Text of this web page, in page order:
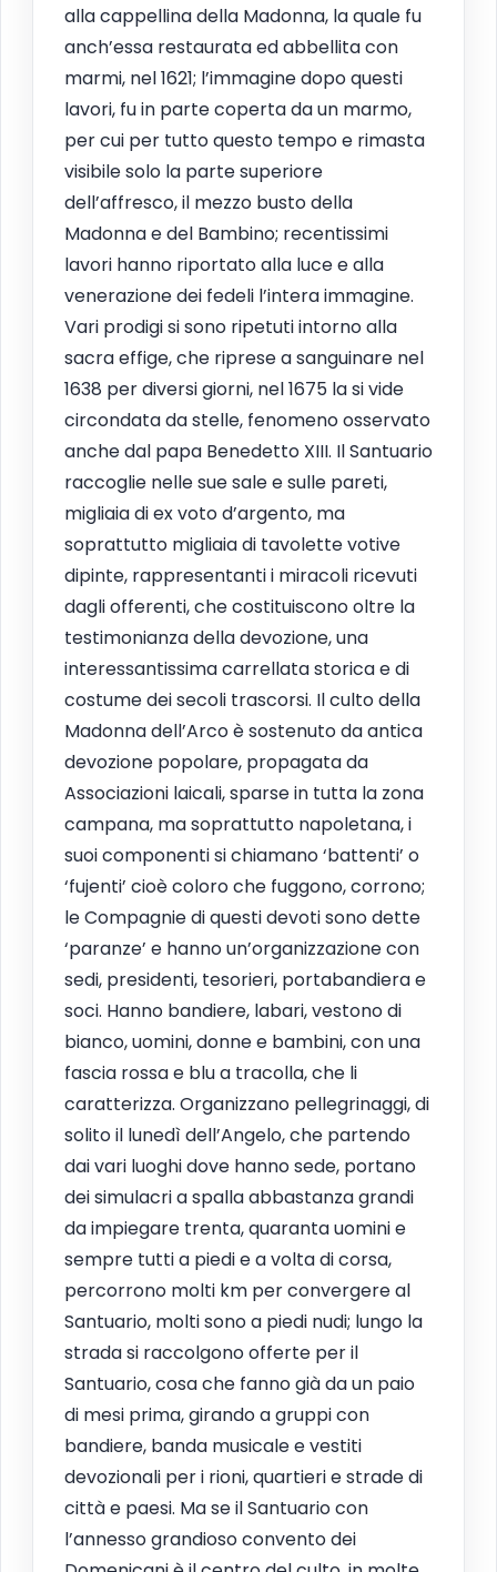
alla cappellina della Madonna, la quale fu
anch’essa restaurata ed abbellita con
marmi, nel 1621; l’immagine dopo questi
lavori, fu in parte coperta da un marmo,
per cui per tutto questo tempo e rimasta
visibile solo la parte superiore
dell’affresco, il mezzo busto della
Madonna e del Bambino; recentissimi
lavori hanno riportato alla luce e alla
venerazione dei fedeli l’intera immagine.
Vari prodigi si sono ripetuti intorno alla
sacra effige, che riprese a sanguinare nel
1638 per diversi giorni, nel 1675 la si vide
circondata da stelle, fenomeno osservato
anche dal papa Benedetto XIII. Il Santuario
raccoglie nelle sue sale e sulle pareti,
migliaia di ex voto d’argento, ma
soprattutto migliaia di tavolette votive
dipinte, rappresentanti i miracoli ricevuti
dagli offerenti, che costituiscono oltre la
testimonianza della devozione, una
interessantissima carrellata storica e di
costume dei secoli trascorsi. Il culto della
Madonna dell’Arco è sostenuto da antica
devozione popolare, propagata da
Associazioni laicali, sparse in tutta la zona
campana, ma soprattutto napoletana, i
suoi componenti si chiamano ‘battenti’ o
‘fujenti’ cioè coloro che fuggono, corrono;
le Compagnie di questi devoti sono dette
‘paranze’ e hanno un’organizzazione con
sedi, presidenti, tesorieri, portabandiera e
soci. Hanno bandiere, labari, vestono di
bianco, uomini, donne e bambini, con una
fascia rossa e blu a tracolla, che li
caratterizza. Organizzano pellegrinaggi, di
solito il lunedì dell’Angelo, che partendo
dai vari luoghi dove hanno sede, portano
dei simulacri a spalla abbastanza grandi
da impiegare trenta, quaranta uomini e
sempre tutti a piedi e a volta di corsa,
percorrono molti km per convergere al
Santuario, molti sono a piedi nudi; lungo la
strada si raccolgono offerte per il
Santuario, cosa che fanno già da un paio
di mesi prima, girando a gruppi con
bandiere, banda musicale e vestiti
devozionali per i rioni, quartieri e strade di
città e paesi. Ma se il Santuario con
l’annesso grandioso convento dei